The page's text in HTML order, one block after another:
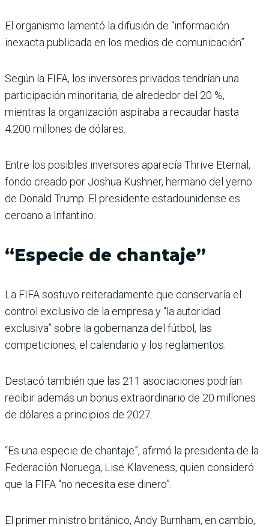
El organismo lamentó la difusión de “información
inexacta publicada en los medios de comunicación”.
Según la FIFA, los inversores privados tendrían una
participación minoritaria, de alrededor del 20 %,
mientras la organización aspiraba a recaudar hasta
4.200 millones de dólares.
Entre los posibles inversores aparecía Thrive Eternal,
fondo creado por Joshua Kushner, hermano del yerno
de Donald Trump. El presidente estadounidense es
cercano a Infantino.
“Especie de chantaje”
La FIFA sostuvo reiteradamente que conservaría el
control exclusivo de la empresa y “la autoridad
exclusiva” sobre la gobernanza del fútbol, las
competiciones, el calendario y los reglamentos.
Destacó también que las 211 asociaciones podrían
recibir además un bonus extraordinario de 20 millones
de dólares a principios de 2027.
“Es una especie de chantaje”, afirmó la presidenta de la
Federación Noruega, Lise Klaveness, quien consideró
que la FIFA “no necesita ese dinero”.
El primer ministro británico, Andy Burnham, en cambio,